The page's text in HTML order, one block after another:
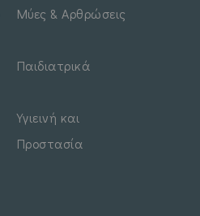
Μύες & Αρθρώσεις
Παιδιατρικά
Υγιεινή και
Προστασία